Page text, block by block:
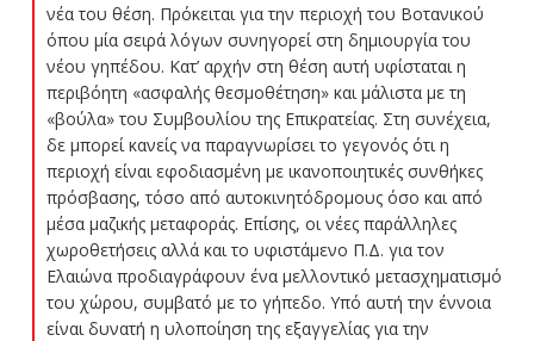
νέα του θέση. Πρόκειται για την περιοχή του Βοτανικού
όπου μία σειρά λόγων συνηγορεί στη δημιουργία του
νέου γηπέδου. Κατ’ αρχήν στη θέση αυτή υφίσταται η
περιβόητη «ασφαλής θεσμοθέτηση» και μάλιστα με τη
«βούλα» του Συμβουλίου της Επικρατείας. Στη συνέχεια,
δε μπορεί κανείς να παραγνωρίσει το γεγονός ότι η
περιοχή είναι εφοδιασμένη με ικανοποιητικές συνθήκες
πρόσβασης, τόσο από αυτοκινητόδρομους όσο και από
μέσα μαζικής μεταφοράς. Επίσης, οι νέες παράλληλες
χωροθετήσεις αλλά και το υφιστάμενο Π.Δ. για τον
Ελαιώνα προδιαγράφουν ένα μελλοντικό μετασχηματισμό
του χώρου, συμβατό με το γήπεδο. Υπό αυτή την έννοια
είναι δυνατή η υλοποίηση της εξαγγελίας για την